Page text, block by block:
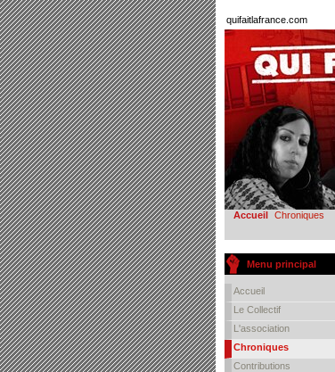
quifaitlafrance.com
Accueil Chroniques
Menu principal
Accueil
Le Collectif
L'association
Chroniques
Contributions